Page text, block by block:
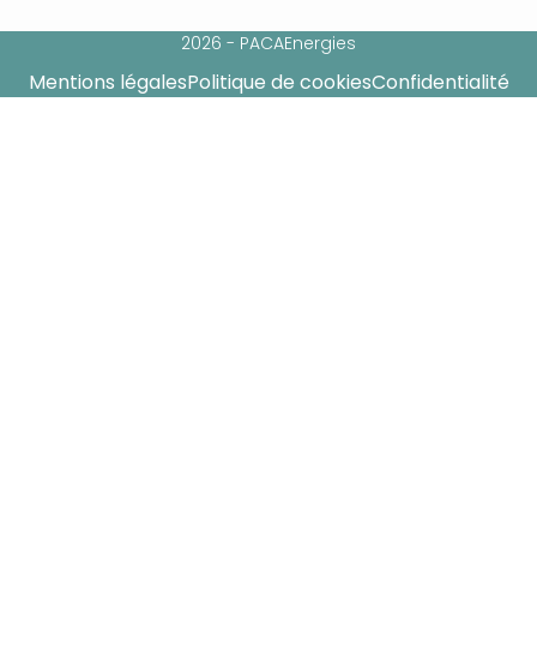
2026 - PACAEnergies
Mentions légalesPolitique de cookiesConfidentialité